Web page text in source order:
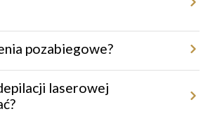
czy pęsety.
jest zalecana w przypadku ciąży, świeżej
infekcji skórnych czy podczas brania leków
pozabiegowe?
gorących kąpieli, sauny i intensywnego
przez 48 godzin.laserowej